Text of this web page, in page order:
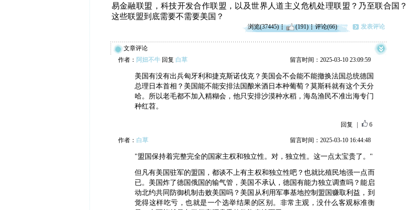
易金融联盟，科技开发合作联盟，以及世界人道主义危机处理联盟？乃至联合国？
这些联盟到底需要不需要美国？
浏览(37445) (191) 评论(66) 发表评论
文章评论
作者： 阿妞不牛回复 白草 留言时间：2025-03-10 23:09:59
美国有没有出兵匈牙利和捷克斯诺伐克？美国会不会能不能撤换法国总统德国
总理日本首相？美国能不能安排法国酿米酒日本种葡萄？莫斯科就有这个天分
哈。所以老毛都不加入精糊会，他只安排沙漠种水稻，海岛渔民不准出海专门
种红苕。
回复 6
作者： 白草 留言时间：2025-03-10 16:44:48
"盟国保持着完整完全的国家主权和独立性。对，独立性。这一点太宝贵了。"
但凡有美国驻军的盟国，都谈不上有主权和独立性吧？也就比殖民地强一点而
已。美国炸了德国俄国的输气管，美国不承认，德国有能力独立调查吗？能启
动北约共同防御机制击败美国吗？美国从利用军事基地控制盟国赚取利益，到
觉得这样吃亏，也就是一个选举结果的区别。非常主观，没什么客观标准衡